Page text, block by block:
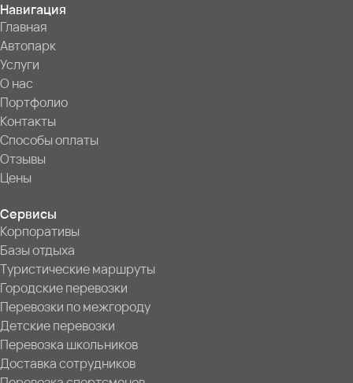
Навигация
Главная
Автопарк
Услуги
О нас
Портфолио
Контакты
Способы оплаты
Отзывы
Цены
Сервисы
Корпоративы
Базы отдыха
Туристические маршруты
Городские перевозки
Перевозки по межгороду
Детские перевозки
Перевозка школьников
Доставка сотрудников